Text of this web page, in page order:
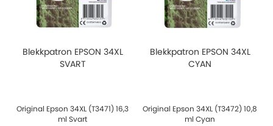
Blekkpatron EPSON 34XL
SVART
Original Epson 34XL (T3471) 16,3
ml Svart
Blekkpatron EPSON 34XL
CYAN
Original Epson 34XL (T3472) 10,8
ml Cyan